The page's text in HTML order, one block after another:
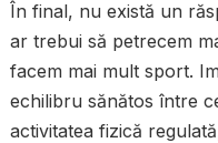
În final, nu există un
ar trebui să petrecem
facem mai mult sport.
echilibru sănătos între
activitatea fizică